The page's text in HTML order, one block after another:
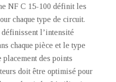
NF C 15-100 définit les
chaque type de circuit.
l’intensité
chaque pièce et le type
placement des points
doit être optimisé pour